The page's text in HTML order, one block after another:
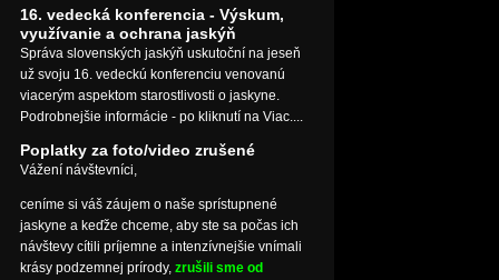
16. vedecká konferencia - Výskum,
využívanie a ochrana jaskýň
Správa slovenských jaskýň uskutoční na jeseň
už svoju 16. vedeckú konferenciu venovanú
viacerým aspektom starostlivosti o jaskyne.
Podrobnejšie informácie - po kliknutí na Viac....
Poplatky za foto/video zrušené
Vážení návštevníci,
ceníme si váš záujem o naše sprístupnené
jaskyne a keďže chceme, aby ste sa počas ich
návštevy cítili príjemne a intenzívnejšie vnímali
krásy podzemnej prírody, zrušili sme od